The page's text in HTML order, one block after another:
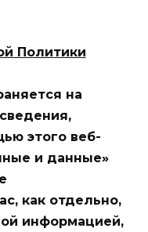
Политики
на
этого веб-
и данные»
как отдельно,
информацией,